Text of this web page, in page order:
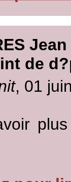
Jean
de
, 01